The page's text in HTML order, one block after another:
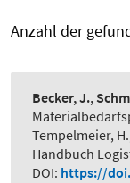
Anzahl der
Becker, J.,
Tempelmeier,
Handbuch
DOI: https://